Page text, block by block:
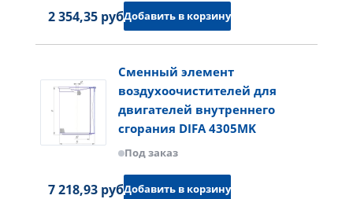
2 354,35 руб.Добавить в корзину
Сменный элемент
воздухоочистителей для
двигателей внутреннего
сгорания DIFA 4305MK
Под заказ
7 218,93 руб.Добавить в корзину